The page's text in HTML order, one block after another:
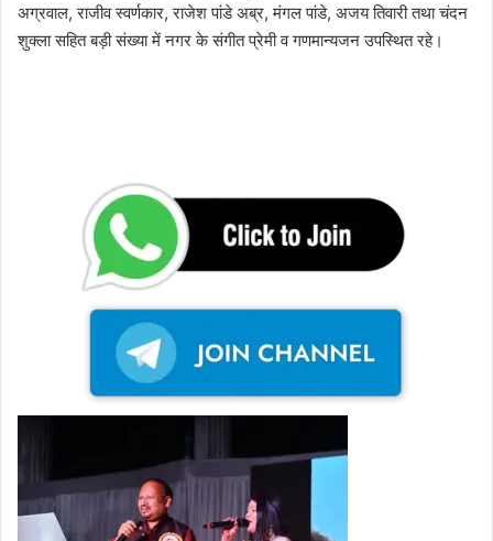
अग्रवाल, राजीव स्वर्णकार, राजेश पांडे अब्र, मंगल पांडे, अजय तिवारी तथा चंदन
शुक्ला सहित बड़ी संख्या में नगर के संगीत प्रेमी व गणमान्यजन उपस्थित रहे।